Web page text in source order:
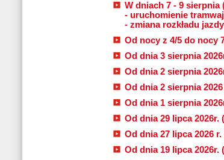
W dniach 7 - 9 sierpnia
- uruchomienie
- zmiana rozkładu
Od nocy z 4/5 do nocy
Od dnia 3 sierpnia
Od dnia 2 sierpnia
Od dnia 2 sierpnia
Od dnia 1 sierpnia
Od dnia 29 lipca
Od dnia 27 lipca 2026
Od dnia 19 lipca